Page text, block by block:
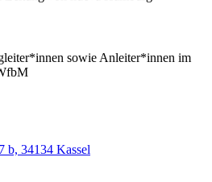
sowie Anleiter*innen im
b, 34134 Kassel